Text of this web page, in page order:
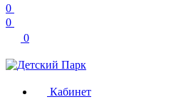
0
0
0
Кабинет